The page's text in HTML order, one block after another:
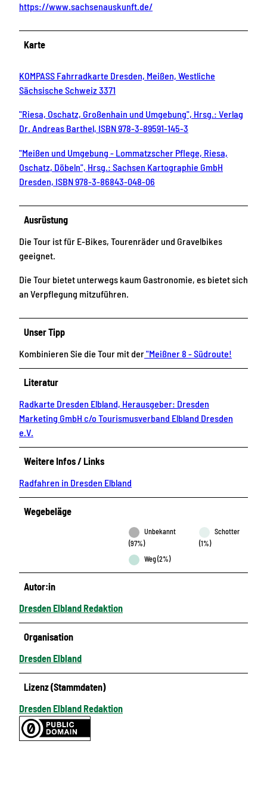
https://www.sachsenauskunft.de/
Karte
KOMPASS Fahrradkarte Dresden, Meißen, Westliche
Sächsische Schweiz 3371
"Riesa, Oschatz, Großenhain und Umgebung", Hrsg.: Verlag
Dr. Andreas Barthel, ISBN 978-3-89591-145-3
"Meißen und Umgebung - Lommatzscher Pflege, Riesa,
Oschatz, Döbeln", Hrsg.: Sachsen Kartographie GmbH
Dresden, ISBN 978-3-86843-048-06
Ausrüstung
Die Tour ist für E-Bikes, Tourenräder und Gravelbikes
geeignet.
Die Tour bietet unterwegs kaum Gastronomie, es bietet sich
an Verpflegung mitzuführen.
Unser Tipp
Kombinieren Sie die Tour mit der"Meißner 8 - Südroute!
Literatur
Radkarte Dresden Elbland, Herausgeber: Dresden
Marketing GmbH c/o Tourismusverband Elbland Dresden
e.V.
Weitere Infos / Links
Radfahren in Dresden Elbland
Wegebeläge
Unbekannt
(97%)
Schotter
(1%)
Weg (2%)
Autor:in
Dresden Elbland Redaktion
Organisation
Dresden Elbland
Lizenz (Stammdaten)
Dresden Elbland Redaktion